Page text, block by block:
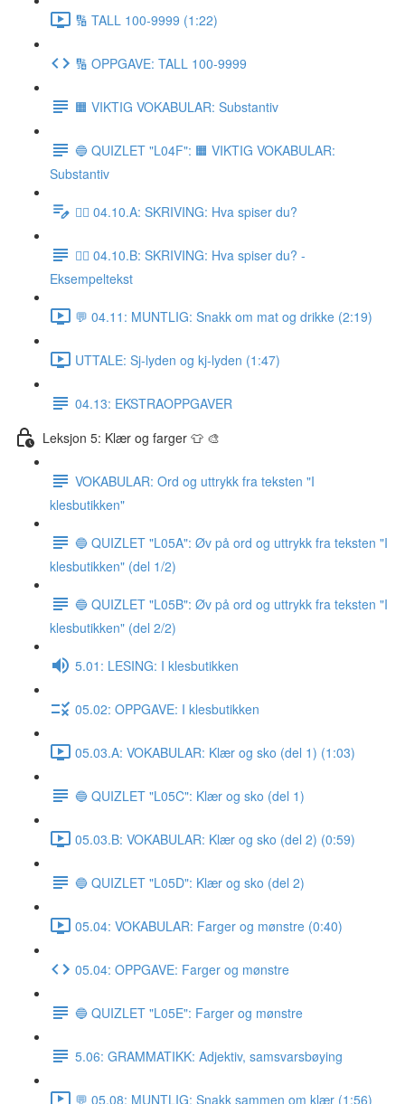
🔢 TALL 100-9999 (1:22)
🔢 OPPGAVE: TALL 100-9999
🟧 VIKTIG VOKABULAR: Substantiv
🔵 QUIZLET "L04F": 🟧 VIKTIG VOKABULAR:
Substantiv
✍🏼 04.10.A: SKRIVING: Hva spiser du?
✍🏼 04.10.B: SKRIVING: Hva spiser du? -
Eksempeltekst
💬 04.11: MUNTLIG: Snakk om mat og drikke (2:19)
UTTALE: Sj-lyden og kj-lyden (1:47)
04.13: EKSTRAOPPGAVER
Leksjon 5: Klær og farger 👕 🎨
VOKABULAR: Ord og uttrykk fra teksten "I
klesbutikken"
🔵 QUIZLET "L05A": Øv på ord og uttrykk fra teksten "I
klesbutikken" (del 1/2)
🔵 QUIZLET "L05B": Øv på ord og uttrykk fra teksten "I
klesbutikken" (del 2/2)
5.01: LESING: I klesbutikken
05.02: OPPGAVE: I klesbutikken
05.03.A: VOKABULAR: Klær og sko (del 1) (1:03)
🔵 QUIZLET "L05C": Klær og sko (del 1)
05.03.B: VOKABULAR: Klær og sko (del 2) (0:59)
🔵 QUIZLET "L05D": Klær og sko (del 2)
05.04: VOKABULAR: Farger og mønstre (0:40)
05.04: OPPGAVE: Farger og mønstre
🔵 QUIZLET "L05E": Farger og mønstre
5.06: GRAMMATIKK: Adjektiv, samsvarsbøying
💬 05.08: MUNTLIG: Snakk sammen om klær (1:56)